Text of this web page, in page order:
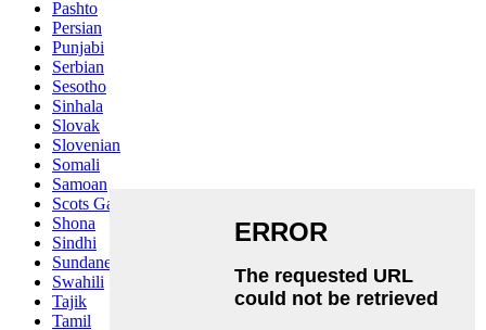
Pashto
Persian
Punjabi
Serbian
Sesotho
Sinhala
Slovak
Slovenian
Somali
Samoan
Scots Gaelic
Shona
Sindhi
Sundanese
Swahili
Tajik
Tamil